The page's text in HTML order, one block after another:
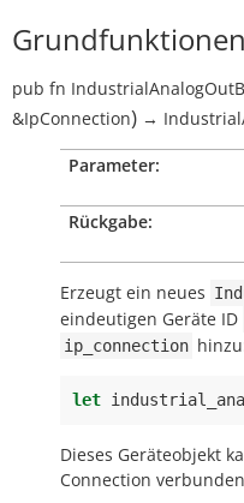
Grundfunktionen
pub fn
&IpConnection) →
Parameter:
Rückgabe:
Erzeugt ein neues
eindeutigen Geräte ID
ip_connection
let
Dieses Geräteobjekt
Connection